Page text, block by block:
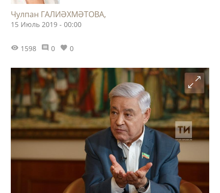
Чулпан ГАЛИӘХМӘТОВА,
15 Июль 2019 - 00:00
1598 0 0